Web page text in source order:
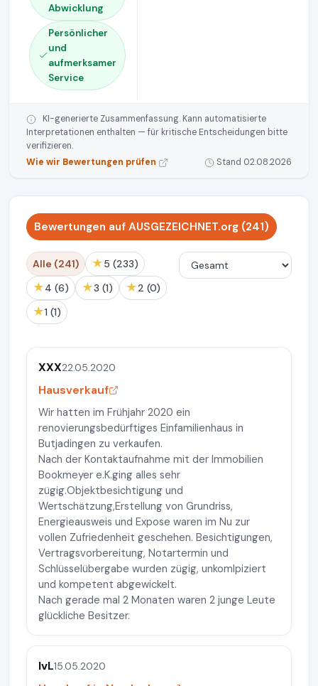
Abwicklung
Persönlicher
und
aufmerksamer
Service
KI-generierte Zusammenfassung. Kann automatisierte
Interpretationen enthalten — für kritische Entscheidungen bitte
verifizieren.
Wie wir Bewertungen prüfen
Stand 02.08.2026
Bewertungen auf AUSGEZEICHNET.org (241)
Alle (241) ★ 5 (233)
★ 4 (6) ★ 3 (1) ★ 2 (0)
★ 1 (1)
XXX22.05.2020
Hausverkauf
Wir hatten im Frühjahr 2020 ein
renovierungsbedürftiges Einfamilienhaus in
Butjadingen zu verkaufen.
Nach der Kontaktaufnahme mit der Immobilien
Bookmeyer e.K.ging alles sehr
zügig.Objektbesichtigung und
Wertschätzung,Erstellung von Grundriss,
Energieausweis und Expose waren im Nu zur
vollen Zufriedenheit geschehen. Besichtigungen,
Vertragsvorbereitung, Notartermin und
Schlüsselübergabe wurden zügig, unkomlpiziert
und kompetent abgewickelt.
Nach gerade mal 2 Monaten waren 2 junge Leute
glückliche Besitzer.
IvL15.05.2020